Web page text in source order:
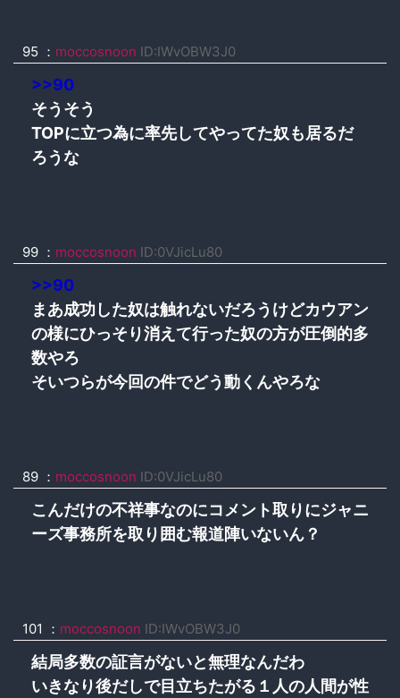
95 ： moccosnoon ID:IWvOBW3J0
>>90
そうそう
TOPに立つ為に率先してやってた奴も居るだ
ろうな
99 ： moccosnoon ID:0VJicLu80
>>90
まあ成功した奴は触れないだろうけどカウアン
の様にひっそり消えて行った奴の方が圧倒的多
数やろ
そいつらが今回の件でどう動くんやろな
89 ： moccosnoon ID:0VJicLu80
こんだけの不祥事なのにコメント取りにジャニ
ーズ事務所を取り囲む報道陣いないん？
101 ： moccosnoon ID:IWvOBW3J0
結局多数の証言がないと無理なんだわ
いきなり後だしで目立ちたがる１人の人間が性